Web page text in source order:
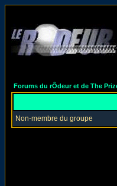
Forums du rÔdeur et de The
Non-membre du groupe